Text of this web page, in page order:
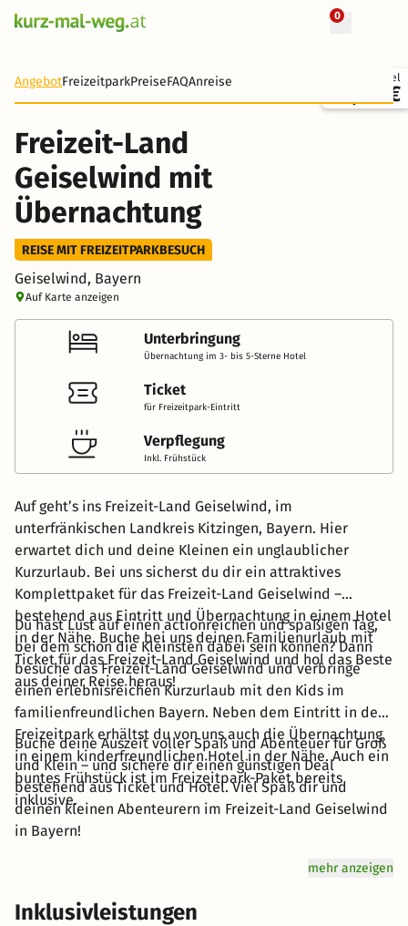
0
Ticket + Hotel
93,50 €
AngebotFreizeitparkPreiseFAQAnreise
Freizeit-Land
Geiselwind mit
Übernachtung
REISE MIT FREIZEITPARKBESUCH
Geiselwind, Bayern
Auf Karte anzeigen
Unterbringung
Übernachtung im 3- bis 5-Sterne Hotel
Ticket
für Freizeitpark-Eintritt
Verpflegung
Inkl. Frühstück
Auf geht’s ins Freizeit-Land Geiselwind, im
unterfränkischen Landkreis Kitzingen, Bayern. Hier
erwartet dich und deine Kleinen ein unglaublicher
Kurzurlaub. Bei uns sicherst du dir ein attraktives
Komplettpaket für das Freizeit-Land Geiselwind –
bestehend aus Eintritt und Übernachtung in einem Hotel
in der Nähe. Buche bei uns deinen Familienurlaub mit
Ticket für das Freizeit-Land Geiselwind und hol das Beste
aus deiner Reise heraus!
Du hast Lust auf einen actionreichen und spaßigen Tag,
bei dem schon die Kleinsten dabei sein können? Dann
besuche das Freizeit-Land Geiselwind und verbringe
einen erlebnisreichen Kurzurlaub mit den Kids im
familienfreundlichen Bayern. Neben dem Eintritt in den
Freizeitpark erhältst du von uns auch die Übernachtung
in einem kinderfreundlichen Hotel in der Nähe. Auch ein
buntes Frühstück ist im Freizeitpark-Paket bereits
inklusive.
Buche deine Auszeit voller Spaß und Abenteuer für Groß
und Klein – und sichere dir einen günstigen Deal
bestehend aus Ticket und Hotel. Viel Spaß dir und
deinen kleinen Abenteurern im Freizeit-Land Geiselwind
in Bayern!
mehr anzeigen
Inklusivleistungen